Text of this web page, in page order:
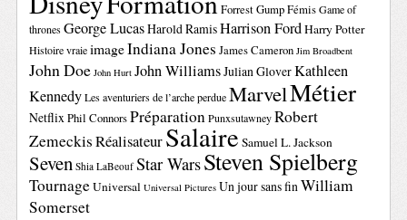
Forrest GumpFémis Game of
thrones George LucasHarold RamisHarrison FordHarry Potter
Histoire vraie imageIndiana Jones James Cameron Jim Broadbent
John Doe John Hurt John WilliamsJulian GloverKathleen
Kennedy Les aventuriers de l’arche perdue MarvelMétier
NetflixPhil ConnorsPréparation Punxsutawney Robert
ZemeckisRéalisateurSalaire Samuel L. Jackson
Seven Shia LaBeouf Star WarsSteven Spielberg
TournageUniversal Universal Pictures Un jour sans finWilliam
Somerset